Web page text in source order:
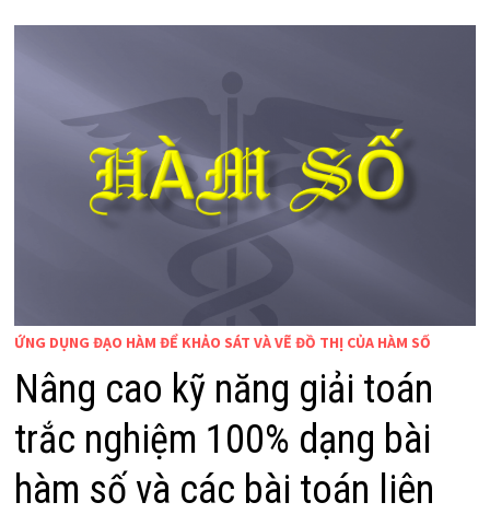
ỨNG DỤNG ĐẠO HÀM ĐỂ KHẢO SÁT VÀ VẼ ĐỒ THỊ CỦA HÀM SỐ
Nâng cao kỹ năng giải toán
trắc nghiệm 100% dạng bài
hàm số và các bài toán liên